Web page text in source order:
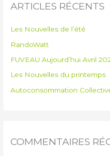
ARTICLES RÉCENTS
Les Nouvelles de l’été
RandoWatt
FUVEAU Aujourd’hui Avril
Les Nouvelles du printemps
Autoconsommation
COMMENTAIRES